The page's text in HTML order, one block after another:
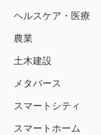
ヘルスケア・医療
農業
土木建設
メタバース
スマートシティ
スマートホーム